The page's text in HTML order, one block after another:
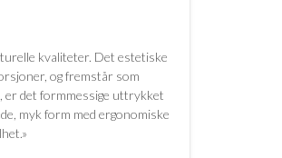
kvaliteter. Det estetiske
og fremstår som
det formmessige uttrykket
myk form med ergonomiske